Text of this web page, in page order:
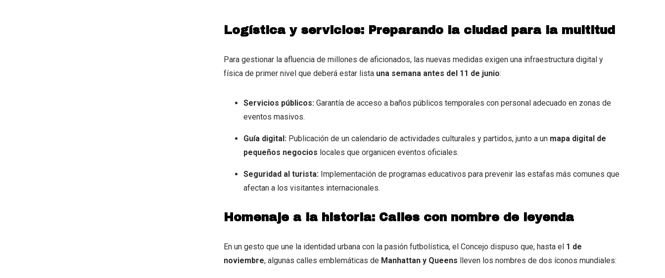
Logística y servicios: Preparando la ciudad para la multitud
Para gestionar la afluencia de millones de aficionados, las nuevas medidas exigen una infraestructura digital y
física de primer nivel que deberá estar lista una semana antes del 11 de junio:
Servicios públicos: Garantía de acceso a baños públicos temporales con personal adecuado en zonas de
eventos masivos.
Guía digital: Publicación de un calendario de actividades culturales y partidos, junto a un mapa digital de
pequeños negocios locales que organicen eventos oficiales.
Seguridad al turista: Implementación de programas educativos para prevenir las estafas más comunes que
afectan a los visitantes internacionales.
Homenaje a la historia: Calles con nombre de leyenda
En un gesto que une la identidad urbana con la pasión futbolística, el Concejo dispuso que, hasta el 1 de
noviembre, algunas calles emblemáticas de Manhattan y Queens lleven los nombres de dos íconos mundiales: